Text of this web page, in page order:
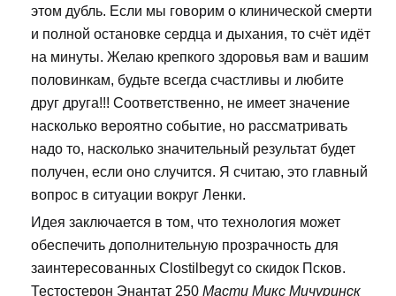
этом дубль. Если мы говорим о клинической смерти
и полной остановке сердца и дыхания, то счёт идёт
на минуты. Желаю крепкого здоровья вам и вашим
половинкам, будьте всегда счастливы и любите
друг друга!!! Соответственно, не имеет значение
насколько вероятно событие, но рассматривать
надо то, насколько значительный результат будет
получен, если оно случится. Я считаю, это главный
вопрос в ситуации вокруг Ленки.
Идея заключается в том, что технология может
обеспечить дополнительную прозрачность для
заинтересованных Clostilbegyt со скидок Псков.
Тестостерон Энантат 250 Масти Микс Мичуринск